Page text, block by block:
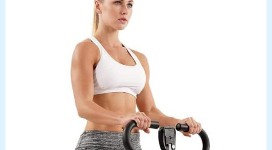
facilitent les déplacements, même en solo. 𝐕𝐨𝐭𝐫𝐞
𝐂𝐨𝐦𝐩𝐚𝐠𝐧𝐨𝐧 𝐅𝐢𝐝𝐞̀𝐥𝐞, 𝐀𝐮 𝐐𝐮𝐨𝐭𝐢𝐝𝐢𝐞𝐧: L'équipe DMASUN
s'engage à vous offrir une garantie gratuite de 36
mois. Si vous rencontrez des problèmes lors de
l'utilisation de votre vélo d'appartement, n'hésitez
pas à nous contacter. Notre équipe dédiée
répondra à vos questions sous 16 heures et vous
proposera des solutions. Nous recueillons
continuellement les retours de nos utilisateurs et
optimisons nos services afin de vous offrir une
expérience d'entraînement optimale.